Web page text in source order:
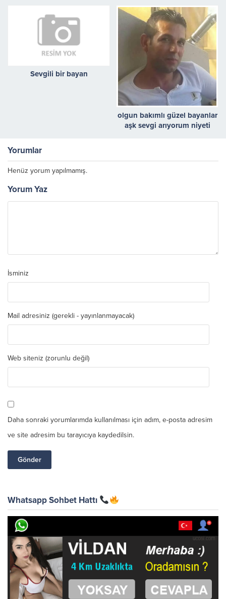
Sevgili bir bayan
olgun bakımlı güzel bayanlar
aşk sevgi arıyorum niyeti
Yorumlar
Henüz yorum yapılmamış.
Yorum Yaz
İsminiz
Mail adresiniz (gerekli - yayınlanmayacak)
Web siteniz (zorunlu değil)
Daha sonraki yorumlarımda kullanılması için adım, e-posta adresim
ve site adresim bu tarayıcıya kaydedilsin.
Whatsapp Sohbet Hattı